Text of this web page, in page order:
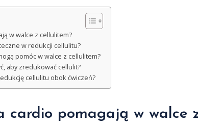
w walce z cellulitem?
w redukcji cellulitu?
pomóc w walce z cellulitem?
aby zredukować cellulit?
cellulitu obok ćwiczeń?
cardio pomagają w walce